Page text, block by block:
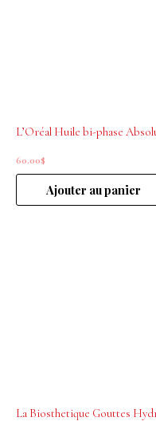
60.00$
Ajouter au panier